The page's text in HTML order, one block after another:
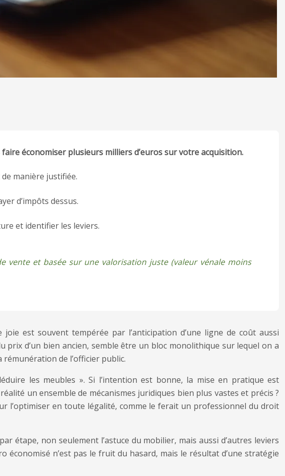
économiser plusieurs milliers d’euros sur votre acquisition.
manière justifiée.
d’impôts dessus.
et identifier les leviers.
vente et basée sur une valorisation juste (valeur vénale moins
est souvent tempérée par l’anticipation d’une ligne de coût aussi
prix d’un bien ancien, semble être un bloc monolithique sur lequel on a
rémunération de l’officier public.
les meubles ». Si l’intention est bonne, la mise en pratique est
un ensemble de mécanismes juridiques bien plus vastes et précis ?
l’optimiser en toute légalité, comme le ferait un professionnel du droit
étape, non seulement l’astuce du mobilier, mais aussi d’autres leviers
n’est pas le fruit du hasard, mais le résultat d’une stratégie